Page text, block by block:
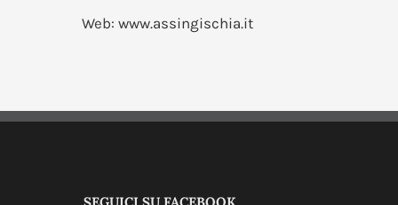
Web: www.assingischia.it